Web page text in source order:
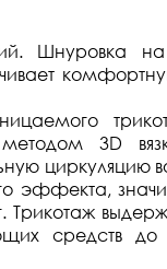
Шнуровка на
3D
циркуляцию
эффекта,
Трикотаж
средств